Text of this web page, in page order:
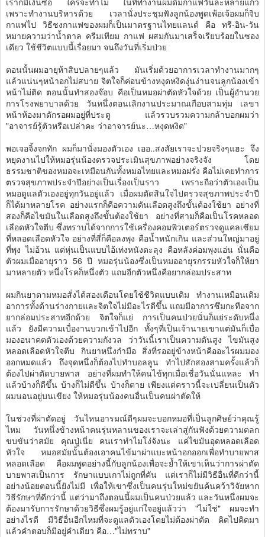
เพราะทำงานบริหารด้วย เวลานั่งประชุมฟังลูกน้องพูดเพ้อเจ้อผมก็จิบ
กาแฟไป วิธีชงกาแฟของผมก็เป็นมาตรฐานไทยแลนด์ คือ ทรี-อิน-วัน
หมายความว่าน้ำตาล ครีมเทียม กาแฟ ผสมกันมาเสร็จเรียบร้อยในซอง
เดียว ใช้ชีวิตแบบนี้เรื่อยมา จนถึงวันที่เริ่มป่วย
ตอนนั้นผมอายุห้าสิบปลายๆแล้ว มันเริ่มด้วยอาการเวลาทำงานมากๆ
แล้วแน่นๆหน้าอกไม่สบาย จิตใจก็ค่อนข้างหงุดหงิดงุ่นง่านจนลูกน้องเข้า
หน้าไม่ติด ตอนนั้นทำสองจ๊อบ คือเป็นหมอผ่าตัดหัวใจด้วย เป็นผู้อำนวย
การโรงพยาบาลด้วย วันหนึ่งตอนเลิกงานประมาณเกือบสามทุ่ม เลขา
หน้าห้องมาดักรอผมอยู่ที่ประตู แล้วรวบรวมความกล้าบอกผมว่า
"อาจารย์รู้ตัวหรือเปล่าคะ ว่าอาจารย์นะ…หงุดหงิด"
พอเจอจิ้งจกทัก ผมก็มานั่งมองตัวเอง เออ..สงสัยเราจะป่วยจริงๆแฮะ จึง
หยุดงานไปให้หมอรุ่นน้องตรวจประเมินสุขภาพอย่างจริงจัง โดย
ธรรมชาติของหมอจะเหมือนกันทั้งหมอไทยและหมอฝรั่ง คือไม่เคยทำการ
ตรวจสุขภาพประจำปีอย่างเป็นเรื่องเป็นราว เพราะถือว่าตัวเองเป็น
หมอดูแลตัวเองอยู่ทุกวันอยู่แล้ว เมื่อผมตัดสินใจไปตรวจสุขภาพประจำปี
ก็ได้มาหลายโรค อย่างแรกก็คือความดันเลือดสูงถึงขั้นต้องใช้ยา อย่างที่
สองก็คือไขมันในเลือดสูงถึงขั้นต้องใช้ยา อย่างที่สามก็คือเป็นโรคหลอด
เลือดหัวใจตีบ ซึ่งทราบได้จากการใช้เครื่องคอมพิวเตอร์ตรวจดูแคลเซียม
ที่หลอดเลือดหัวใจ อย่างที่สี่ก็คือลงพุง คือน้ำหนักเกิน และส่วนใหญ่มาอยู่
ที่พุง ไม่อ้วน แต่หุ่นเป็นแบบไอ้เท่งหนังตะลุง คือหลังค่อมพุงแอ่น นั่นคือ
ตัวผมเมื่ออายุราว 56 ปี หมอรุ่นน้องซึ่งเป็นหมออายุรกรรมหัวใจก็ให้ยา
มาหลายตัว หนึ่งโรคก็หนึ่งตัว แถมอีกตัวหนึ่งคือยากล่อมประสาท
ผมกินยาตามหมอสั่งได้สองเดือนโดยใช้ชีวิตแบบเดิม ทำงานเหมือนเดิม
อาการทั้งด้านร่างกายและจิตใจไม่มีอะไรดีขึ้น แถมมีอาการซึมกะทือจาก
ยากล่อมประสาทอีกด้วย จิตใจก็แย่ การเป็นคนป่วยนั่นก็แย่ระดับหนึ่ง
แล้ว ยังมีความเบื่องานบวกเข้าไปอีก ทั้งๆที่เป็นเจ้านายเขาแต่มันก็เบื่อ
มองอนาคตตัวเองด้วยความกังวล ว่าวันนี้เราเป็นความดันสูง ไขมันสูง
หลอดเลือดหัวใจตีบ กินยาหนึ่งกำมือ สิ่งที่รออยู่ข้างหน้าคืออะไรผมมอง
ออกหมดแล้ว ถึงจุดหนึ่งก็ต้องไปทำบอลลูน ทำไปสักสองสามครั้งแล้วก็
ต้องไปผ่าตัดบายพาส อย่างที่ผมทำให้คนไข้ทุกเมื่อเชื่อวันนั่นแหละ ทำ
แล้วบ้างก็ดีขึ้น บ้างก็ไม่ดีขึ้น บ้างก็ตาย เพียงแต่คราวนี้จะเปลี่ยนเป็นตัว
ผมนอนอยู่บนเขียง ให้หมอรุ่นน้องคนอื่นเป็นคนผ่าตัดให้
ในช่วงที่ผ่าตัดอยู่ วันไหนอารมณ์ดีๆผมจะบอกหมอที่เป็นลูกศิษย์ว่าคุณรู้
ไหม วันหนึ่งข้างหน้าคนรุ่นหลานของเราจะเล่าสู่กันฟังด้วยความตลก
ขบขันว่าสมัย คุณปู่เนี่ย คนเราทำไมโง่จังนะ แค่ไขมันอุดหลอดเลือด
หัวใจ หมอสมัยนั้นต้องเอาคนไข้มาผ่าแบะหน้าอกออกเพื่อทำบายพาส
หลอดเลือด คือผมพูดอย่างนี้กับลูกน้องเพื่อจะย้ำให้เขาเห็นว่าการผ่าตัด
บายพาสเป็นการ รักษาแบบเกาไม่ถูกที่คัน แต่เราก็ไม่มีวิธีอื่นที่ดีกว่านี้
อย่างน้อยตอนนี้ยังไม่มี เพื่อให้เขาซึ่งเป็นคนรุ่นใหม่ขยันค้นคว้าวิจัยหาก
วิธีรักษาที่ดีกว่านี้ แต่ว่ามาถึงตอนนี้ผมเป็นคนป่วยแล้ว และวันหนึ่งผมจะ
ต้องมารับการรักษาด้วยวิธีซึ่งผมรู้อยู่แก่ใจอยู่แล้วว่า "ไม่ใช่" ผมจะทำ
อย่างไรดี มีวิธีอื่นอีกไหมที่จะดูแลตัวเองโดยไม่ต้องผ่าตัด คิดไปคิดมา
แล้วคำตอบก็มีอยู่คำเดียว คือ…"ไม่ทราบ"